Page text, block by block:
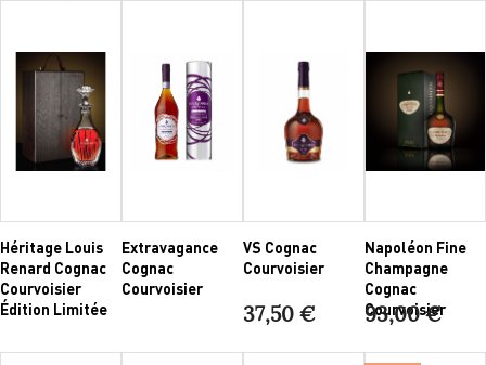
Héritage Louis
Renard Cognac
Courvoisier
Édition Limitée
Extravagance
Cognac
Courvoisier
VS Cognac
Courvoisier
37,50 €
Napoléon Fine
Champagne
Cognac
Courvoisier
93,00 €